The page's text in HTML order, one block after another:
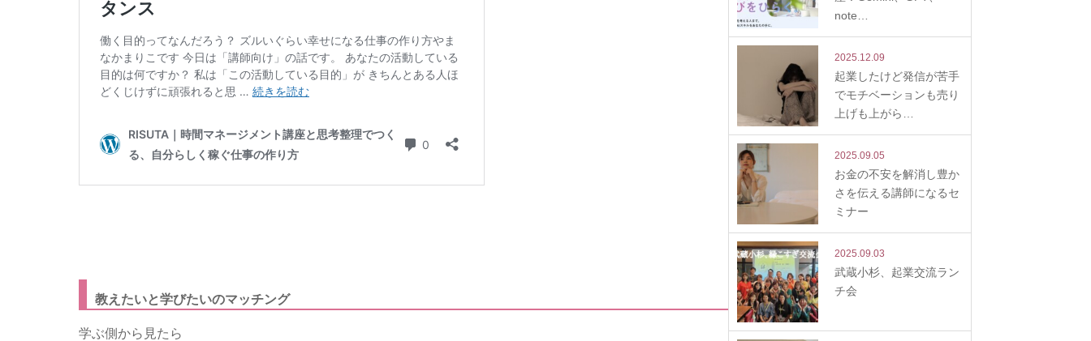
教えたいと学びたいのマッチング
学ぶ側から見たら
note…
2025.12.09
起業したけど発信が苦手
でモチベーションも売り
上げも上がら…
2025.09.05
お金の不安を解消し豊か
さを伝える講師になるセ
ミナー
2025.09.03
武蔵小杉、起業交流ラン
チ会